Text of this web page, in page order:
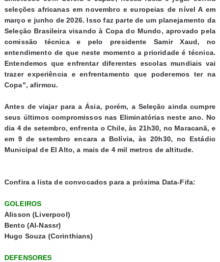
seleções africanas em novembro e europeias de nível A em
março e junho de 2026. Isso faz parte de um planejamento da
Seleção Brasileira visando à Copa do Mundo, aprovado pela
comissão técnica e pelo presidente Samir Xaud, no
entendimento de que neste momento a prioridade é técnica.
Entendemos que enfrentar diferentes escolas mundiais vai
trazer experiência e enfrentamento que poderemos ter na
Copa", afirmou.
Antes de viajar para a Ásia, porém, a Seleção ainda cumpre
seus últimos compromissos nas Eliminatórias neste ano. No
dia 4 de setembro, enfrenta o Chile, às 21h30, no Maracanã, e
em 9 de setembro encara a Bolívia, às 20h30, no Estádio
Municipal de El Alto, a mais de 4 mil metros de altitude.
Confira a lista de convocados para a próxima Data-Fifa:
GOLEIROS
Alisson (Liverpool)
Bento (Al-Nassr)
Hugo Souza (Corinthians)
DEFENSORES